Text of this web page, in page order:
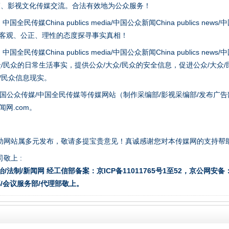
影视文化传媒交流。合法有效地为公众服务！
国全民传媒China publics media/中国公众新闻China publics news/
观、公正、理性的态度探寻事实真相！
国全民传媒China publics media/中国公众新闻China publics news/
众的日常生活事实，提供公众/大众/民众的安全信息，促进公众/大众/
众信息现实。
众传媒/中国全民传媒等传媒网站（制作采编部/影视采编部/发布广
网.com。
站属多元发布，敬请多提宝贵意见！真诚感谢您对本传媒网的支持帮
敬上 :
/法制/新闻网 经工信部备案：京ICP备11011765号1至52，京公网安备
议服务部/代理部敬上。
今年投资意愿榜揭晓